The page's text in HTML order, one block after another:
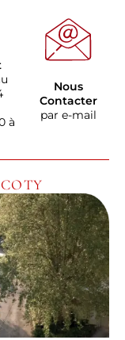
à
Nous
Contacter
par e-mail